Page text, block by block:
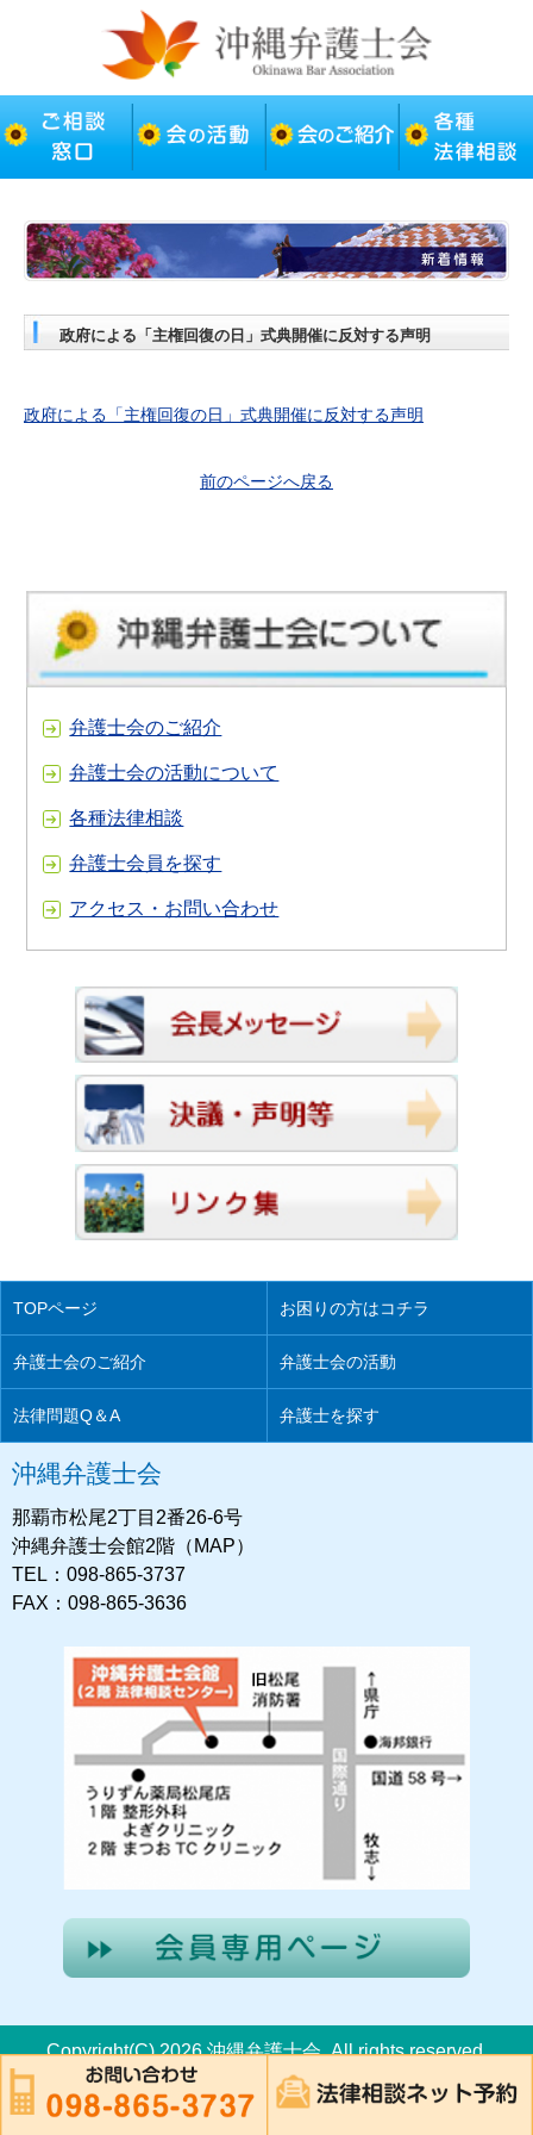
政府による「主権回復の日」式典開催に反対する声明
政府による「主権回復の日」式典開催に反対する声明
前のページへ戻る
弁護士会のご紹介
弁護士会の活動について
各種法律相談
弁護士会員を探す
アクセス・お問い合わせ
TOPページ お困りの方はコチラ
弁護士会のご紹介 弁護士会の活動
法律問題Q＆A 弁護士を探す
沖縄弁護士会
那覇市松尾2丁目2番26-6号
沖縄弁護士会館2階（MAP）
TEL：098-865-3737
FAX：098-865-3636
Copyright(C) 2026 沖縄弁護士会. All rights reserved.